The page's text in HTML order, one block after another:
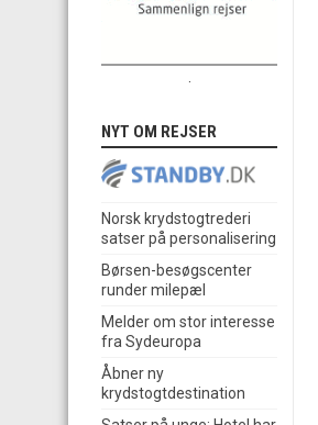
NYT OM REJSER
Norsk krydstogtrederi
satser på personalisering
Børsen-besøgscenter
runder milepæl
Melder om stor interesse
fra Sydeuropa
Åbner ny
krydstogtdestination